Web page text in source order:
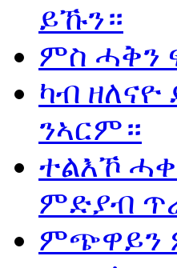
ይኹን።
ምስ ሓቅን
ካብ
ንኣርም።
ተልእኾ
ምድያብ
ምጭዋይን